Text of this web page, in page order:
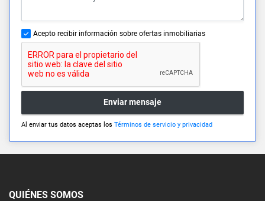
Acepto recibir información sobre ofertas inmobiliarias
Enviar mensaje
Al enviar tus datos aceptas los Términos de servicio y privacidad
QUIÉNES SOMOS